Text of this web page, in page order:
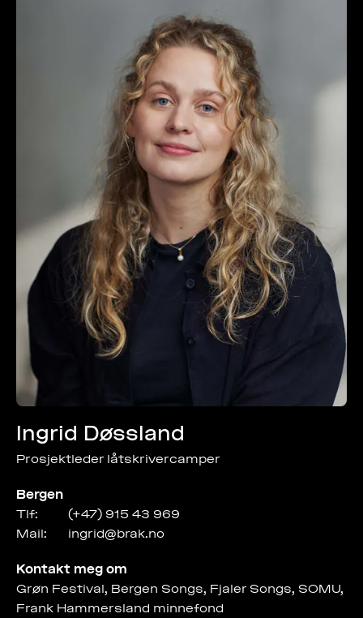
Ingrid Døssland
Prosjektleder låtskrivercamper
Bergen
Tlf:
(+47) 915 43 969
Mail:
ingrid@brak.no
Kontakt meg om
Grøn Festival, Bergen Songs, Fjaler Songs, SOMU,
Frank Hammersland minnefond